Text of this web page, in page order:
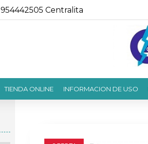
954442505 Centralita
TIENDA ONLINE INFORMACION DE USO